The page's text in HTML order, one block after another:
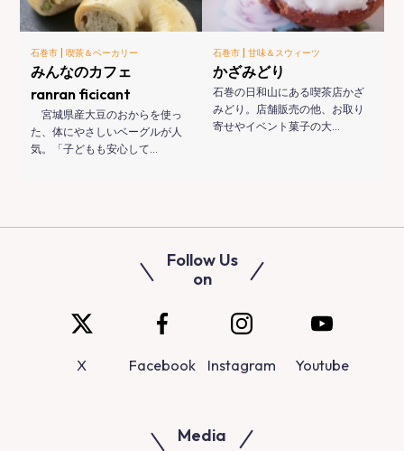
石巻市 |喫茶＆ベーカリー
みんなのカフェ
ranran ficicant
宮城県産大豆のおからを使っ
た、体にやさしいベーグルが人
気。「子どもも安心して…
石巻市 | 甘味＆スウィーツ
かざみどり
石巻の日和山にある喫茶店かざ
みどり。店舗販売の他、お取り
寄せやイベント菓子の大…
Follow Us
on
X Facebook Instagram Youtube
Media